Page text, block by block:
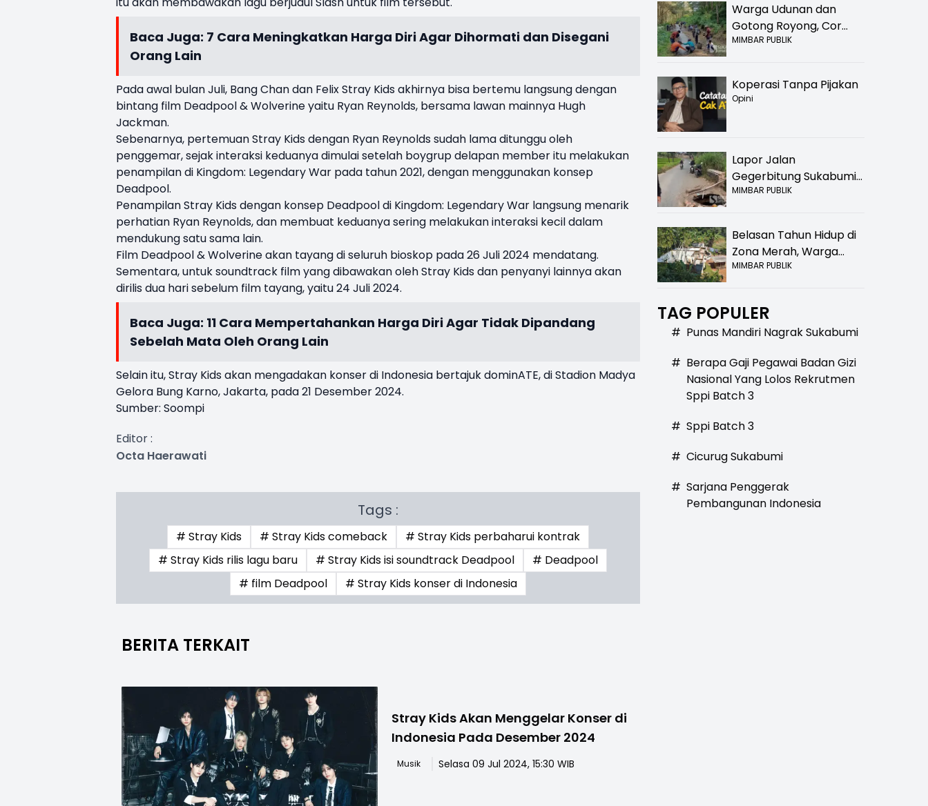
Baca Juga: 7 Cara Meningkatkan Harga Diri Agar Dihormati dan Disegani
Orang Lain
Pada awal bulan Juli, Bang Chan dan Felix Stray Kids akhirnya bisa bertemu langsung dengan
bintang film Deadpool & Wolverine yaitu Ryan Reynolds, bersama lawan mainnya Hugh
Jackman.
Sebenarnya, pertemuan Stray Kids dengan Ryan Reynolds sudah lama ditunggu oleh
penggemar, sejak interaksi keduanya dimulai setelah boygrup delapan member itu melakukan
penampilan di Kingdom: Legendary War pada tahun 2021, dengan menggunakan konsep
Deadpool.
Penampilan Stray Kids dengan konsep Deadpool di Kingdom: Legendary War langsung menarik
perhatian Ryan Reynolds, dan membuat keduanya sering melakukan interaksi kecil dalam
mendukung satu sama lain.
Film Deadpool & Wolverine akan tayang di seluruh bioskop pada 26 Juli 2024 mendatang.
Sementara, untuk soundtrack film yang dibawakan oleh Stray Kids dan penyanyi lainnya akan
dirilis dua hari sebelum film tayang, yaitu 24 Juli 2024.
Baca Juga: 11 Cara Mempertahankan Harga Diri Agar Tidak Dipandang
Sebelah Mata Oleh Orang Lain
Selain itu, Stray Kids akan mengadakan konser di Indonesia bertajuk dominATE, di Stadion Madya
Gelora Bung Karno, Jakarta, pada 21 Desember 2024.
Sumber: Soompi
Editor :
Octa Haerawati
Tags :
# Stray Kids # Stray Kids comeback
# Stray Kids perbaharui kontrak
# Stray Kids rilis lagu baru
# Stray Kids isi soundtrack Deadpool
# Deadpool
# film Deadpool
# Stray Kids konser di Indonesia
BERITA TERKAIT
Stray Kids Akan Menggelar Konser di
Indonesia Pada Desember 2024
Musik Selasa 09 Jul 2024, 15:30 WIB
Warga Udunan dan
Gotong Royong, Cor
Jalan Hancur di
MIMBAR PUBLIK
Koperasi Tanpa Pijakan
Opini
Lapor Jalan
Gegerbitung Sukabumi
Bolong! Bahaya Bagi
MIMBAR PUBLIK
Belasan Tahun Hidup di
Zona Merah, Warga
Kampung Nangewer
Relokasi
MIMBAR PUBLIK
TAG POPULER
# Punas Mandiri Nagrak Sukabumi
# Berapa Gaji Pegawai Badan Gizi
Nasional Yang Lolos Rekrutmen
Sppi Batch 3
# Sppi Batch 3
# Cicurug Sukabumi
# Sarjana Penggerak
Pembangunan Indonesia